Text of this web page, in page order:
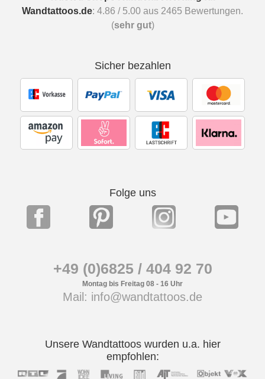
Wandtattoos.de: 4.86 / 5.00 aus 2465 Bewertungen.
(sehr gut)
Sicher bezahlen
Folge uns
+49 (0)6825 / 404 92 70
Montag bis Freitag 08 - 16 Uhr
Mail: info@wandtattoos.de
Unsere Wandtattoos wurden u.a. hier
empfohlen: